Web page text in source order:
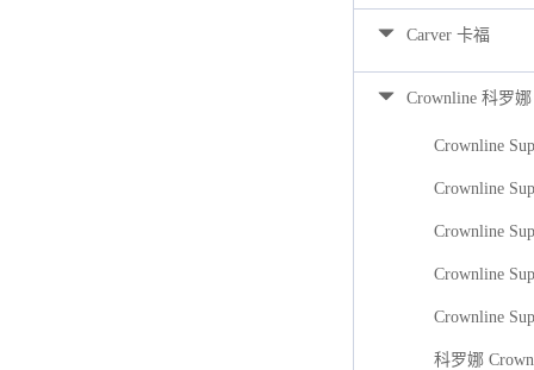
Carver 卡福
Crownline 科罗娜
Crownline
Crownline
Crownline
Crownline
Crownline
科罗娜